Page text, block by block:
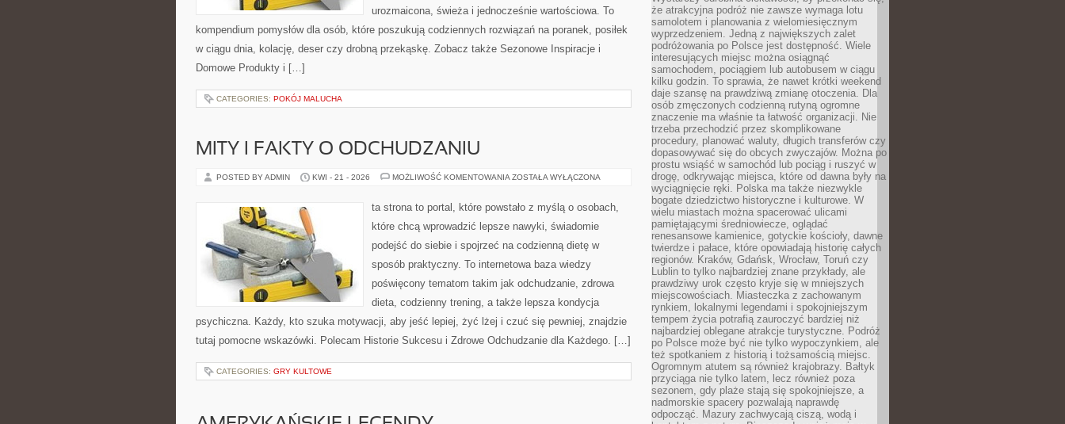
urozmaicona, świeża i jednocześnie wartościowa. To
kompendium pomysłów dla osób, które poszukują codziennych rozwiązań na poranek, posiłek
w ciągu dnia, kolację, deser czy drobną przekąskę. Zobacz także Sezonowe Inspiracje i
Domowe Produkty i […]
CATEGORIES: POKÓJ MALUCHA
MITY I FAKTY O ODCHUDZANIU
POSTED BY ADMIN KWI - 21 - 2026 MOŻLIWOŚĆ KOMENTOWANIA MITY
ODCHUDZANIU
ZOSTAŁA WYŁĄCZONA
ta strona to portal, które powstało z myślą o osobach,
które chcą wprowadzić lepsze nawyki, świadomie
podejść do siebie i spojrzeć na codzienną dietę w
sposób praktyczny. To internetowa baza wiedzy
poświęcony tematom takim jak odchudzanie, zdrowa
dieta, codzienny trening, a także lepsza kondycja
psychiczna. Każdy, kto szuka motywacji, aby jeść lepiej, żyć lżej i czuć się pewniej, znajdzie
tutaj pomocne wskazówki. Polecam Historie Sukcesu i Zdrowe Odchudzanie dla Każdego. […]
CATEGORIES: GRY KULTOWE
że atrakcyjna podróż nie zawsze wymaga lotu
samolotem i planowania z wielomiesięcznym
wyprzedzeniem. Jedną z największych zalet
podróżowania po Polsce jest dostępność. Wiele
interesujących miejsc można osiągnąć
samochodem, pociągiem lub autobusem w ciągu
kilku godzin. To sprawia, że nawet krótki weekend
daje szansę na prawdziwą zmianę otoczenia. Dla
osób zmęczonych codzienną rutyną ogromne
znaczenie ma właśnie ta łatwość organizacji. Nie
trzeba przechodzić przez skomplikowane
procedury, planować waluty, długich transferów czy
dopasowywać się do obcych zwyczajów. Można po
prostu wsiąść w samochód lub pociąg i ruszyć w
drogę, odkrywając miejsca, które od dawna były na
wyciągnięcie ręki. Polska ma także niezwykle
bogate dziedzictwo historyczne i kulturowe. W
wielu miastach można spacerować ulicami
pamiętającymi średniowiecze, oglądać
renesansowe kamienice, gotyckie kościoły, dawne
twierdze i pałace, które opowiadają historię całych
regionów. Kraków, Gdańsk, Wrocław, Toruń czy
Lublin to tylko najbardziej znane przykłady, ale
prawdziwy urok często kryje się w mniejszych
miejscowościach. Miasteczka z zachowanym
rynkiem, lokalnymi legendami i spokojniejszym
tempem życia potrafią zauroczyć bardziej niż
najbardziej oblegane atrakcje turystyczne. Podróż
po Polsce może być nie tylko wypoczynkiem, ale
też spotkaniem z historią i tożsamością miejsc.
Ogromnym atutem są również krajobrazy. Bałtyk
przyciąga nie tylko latem, lecz również poza
sezonem, gdy plaże stają się spokojniejsze, a
nadmorskie spacery pozwalają naprawdę
odpocząć. Mazury zachwycają ciszą, wodą i